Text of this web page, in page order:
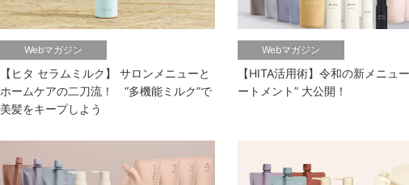
Webマガジン
【ヒタ セラムミルク】 サロンメニューと
ホームケアの二刀流！ “多機能ミルク”で
美髪をキープしよう
Webマガジン
【HITA活用術】令和の新メニュ
ートメント” 大公開！